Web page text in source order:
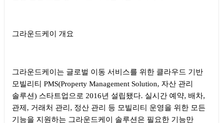
그라운드케이 개요
그라운드케이는 글로벌 이동 서비스를 위한 클라우드 기반
모빌리티 PMS(Property Management Solution, 자산 관리
솔루션) 스타트업으로 2016년 설립됐다. 실시간 예약, 배차,
관제 , 거래처 관리 , 정산 관리 등 모빌리티 운영을 위한 모든
기능을 지원하는 그라운드케이 솔루션은 필요한 기능만